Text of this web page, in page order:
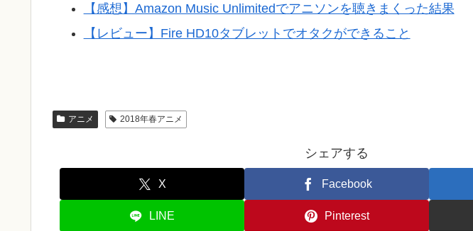
【感想】Amazon Music Unlimitedでアニソンを聴きまくった結果
【レビュー】Fire HD10タブレットでオタクができること
アニメ 2018年春アニメ
シェアする
X Facebook
LINE Pinterest